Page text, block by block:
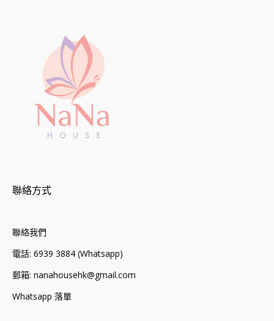
聯絡方式
聯絡我們
電話: 6939 3884 (Whatsapp)
郵箱: nanahousehk@gmail.com
Whatsapp 落單